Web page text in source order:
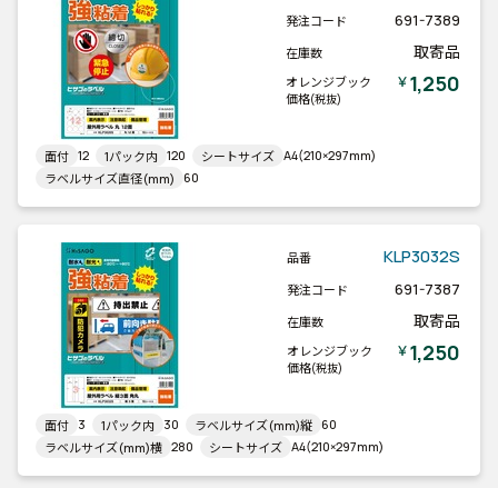
発注コード 691-7389
在庫数 取寄品
オレンジブック
価格(税抜)
￥1,250
面付 12 1パック内 120 シートサイズ A4(210×297mm)
ラベルサイズ直径(mm) 60
品番 KLP3032S
発注コード 691-7387
在庫数 取寄品
オレンジブック
価格(税抜)
￥1,250
面付 3 1パック内 30 ラベルサイズ(mm)縦 60
ラベルサイズ(mm)横 280 シートサイズ A4(210×297mm)